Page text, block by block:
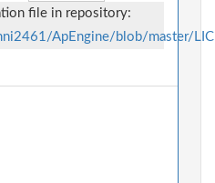
file in repository:
ApEngine/blob/master/